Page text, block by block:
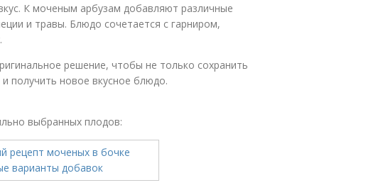
К моченым арбузам добавляют различные
и травы. Блюдо сочетается с гарниром,
решение, чтобы не только сохранить
получить новое вкусное блюдо.
выбранных плодов: